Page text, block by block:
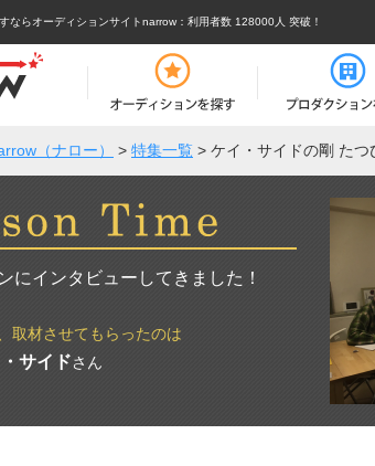
ならオーディションサイトnarrow ：利用者数 128000人 突破！
（ナロー） > 特集一覧 > ケイ・サイドの剛 たつ
にインタビューしてきました！
取材させてもらったのは
サイドさん